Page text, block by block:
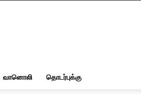
வானொலி தொடர்புக்கு